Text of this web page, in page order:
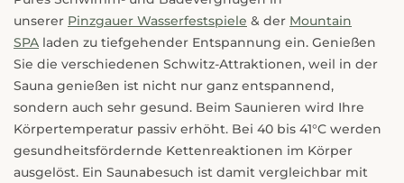
unserer Pinzgauer Wasserfestspiele & der Mountain
SPA laden zu tiefgehender Entspannung ein. Genießen
Sie die verschiedenen Schwitz-Attraktionen, weil in der
Sauna genießen ist nicht nur ganz entspannend,
sondern auch sehr gesund. Beim Saunieren wird Ihre
Körpertemperatur passiv erhöht. Bei 40 bis 41°C werden
gesundheitsfördernde Kettenreaktionen im Körper
ausgelöst. Ein Saunabesuch ist damit vergleichbar mit